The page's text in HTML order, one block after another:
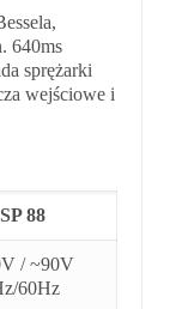
640ms
sprężarki
wejściowe i
88
/ ~90V
60Hz